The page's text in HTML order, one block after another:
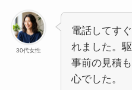
30代女性
電話してす
れました。
事前の見積
心でした。